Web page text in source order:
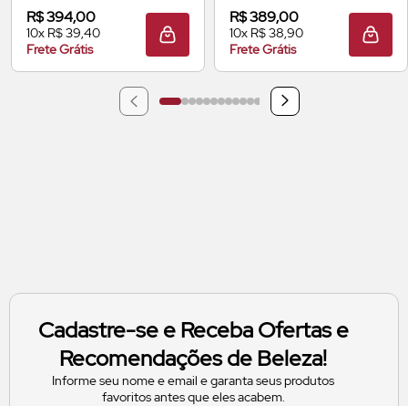
R$ 394,00
10x R$ 39,40
Frete Grátis
ADICIONAR À SACOLA
R$ 389,00
10x R$ 38,90
Frete Grátis
Cadastre-se e Receba Ofertas e
Recomendações de Beleza!
Informe seu nome e email e garanta seus produtos
favoritos antes que eles acabem.